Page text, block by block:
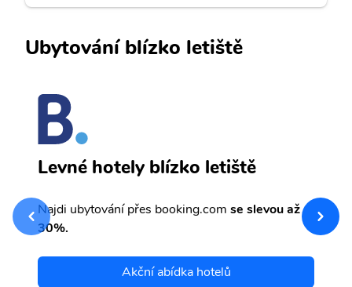
Ubytování blízko letiště
Levné hotely blízko letiště
Najdi ubytování přes booking.com se slevou až
30%.
Akční abídka hotelů